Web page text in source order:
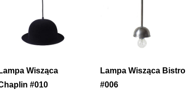
Lampa Wisząca
#010
Lampa Wisząca Bistro
#006